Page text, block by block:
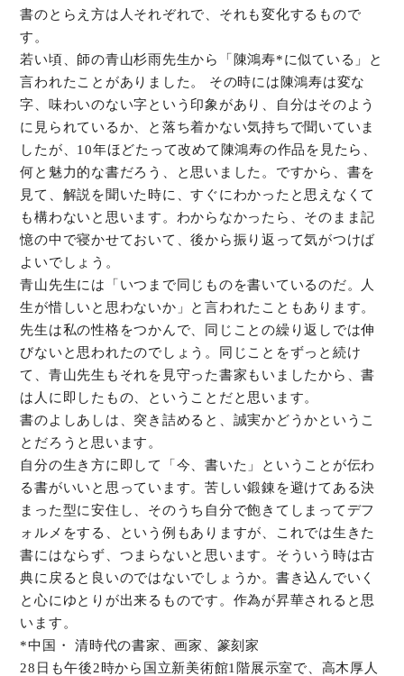
書のとらえ方は人それぞれで、それも変化するもので
す。
若い頃、師の青山杉雨先生から「陳鴻寿*に似ている」と
言われたことがありました。 その時には陳鴻寿は変な
字、味わいのない字という印象があり、自分はそのよう
に見られているか、と落ち着かない気持ちで聞いていま
したが、10年ほどたって改めて陳鴻寿の作品を見たら、
何と魅力的な書だろう、と思いました。ですから、書を
見て、解説を聞いた時に、すぐにわかったと思えなくて
も構わないと思います。わからなかったら、そのまま記
憶の中で寝かせておいて、後から振り返って気がつけば
よいでしょう。
青山先生には「いつまで同じものを書いているのだ。人
生が惜しいと思わないか」と言われたこともあります。
先生は私の性格をつかんで、同じことの繰り返しでは伸
びないと思われたのでしょう。同じことをずっと続け
て、青山先生もそれを見守った書家もいましたから、書
は人に即したもの、ということだと思います。
書のよしあしは、突き詰めると、誠実かどうかというこ
とだろうと思います。
自分の生き方に即して「今、書いた」ということが伝わ
る書がいいと思っています。苦しい鍛錬を避けてある決
まった型に安住し、そのうち自分で飽きてしまってデフ
ォルメをする、という例もありますが、これでは生きた
書にはならず、つまらないと思います。そういう時は古
典に戻ると良いのではないでしょうか。書き込んでいく
と心にゆとりが出来るものです。作為が昇華されると思
います。
*中国・ 清時代の書家、画家、篆刻家
28日も午後2時から国立新美術館1階展示室で、高木厚人